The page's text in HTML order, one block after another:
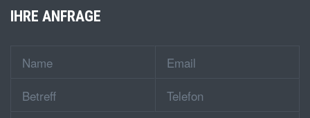
IHRE ANFRAGE